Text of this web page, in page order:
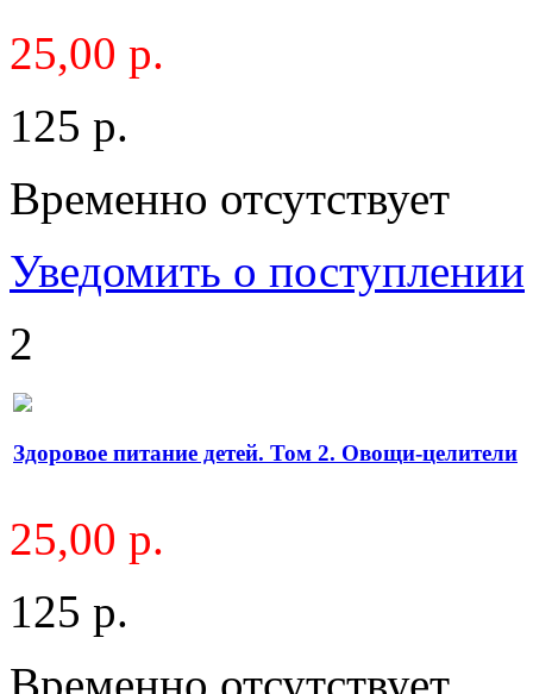
25,00 р.
125 р.
Временно отсутствует
Уведомить о поступлении
2
Здоровое питание детей. Том 2. Овощи-целители
25,00 р.
125 р.
Временно отсутствует